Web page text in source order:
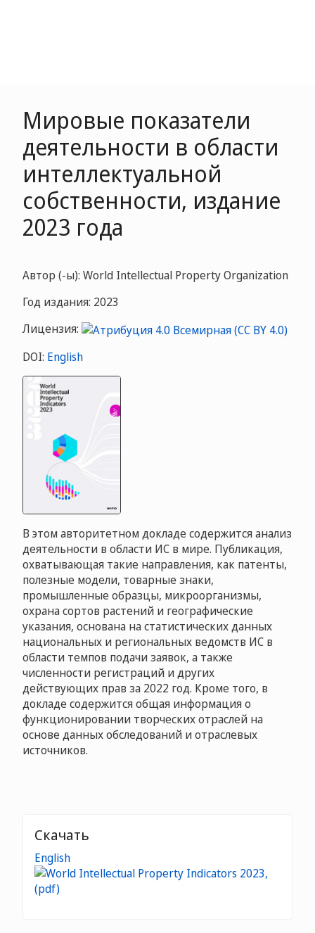
Мировые показатели
деятельности в области
интеллектуальной
собственности, издание
2023 года
Автор (-ы): World Intellectual Property Organization
Год издания: 2023
Лицензия:
DOI: English
В этом авторитетном докладе содержится анализ
деятельности в области ИС в мире. Публикация,
охватывающая такие направления, как патенты,
полезные модели, товарные знаки,
промышленные образцы, микроорганизмы,
охрана сортов растений и географические
указания, основана на статистических данных
национальных и региональных ведомств ИС в
области темпов подачи заявок, а также
численности регистраций и других
действующих прав за 2022 год. Кроме того, в
докладе содержится общая информация о
функционировании творческих отраслей на
основе данных обследований и отраслевых
источников.
Скачать
English